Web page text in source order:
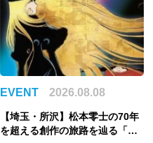
EVENT 2026.08.08
【埼玉・所沢】松本零士の70年
を超える創作の旅路を辿る「松